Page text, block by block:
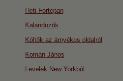
Heti Fortepan
Kalandozók
Költők az árnyékos oldalról
Komán János
Levelek New Yorkból